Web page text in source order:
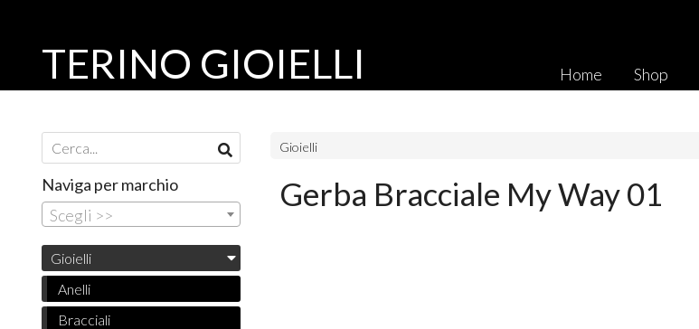
Home Shop
TERINO GIOIELLI
Gioielli
Gerba Bracciale My Way 01
Naviga per marchio
Scegli >>
Gioielli
Anelli
Bracciali